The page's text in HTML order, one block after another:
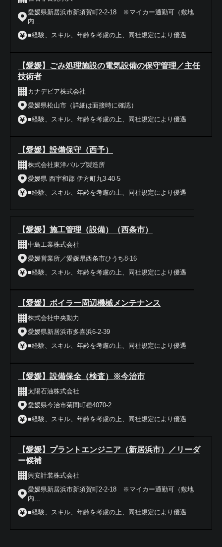
愛媛県新居浜市新須賀町2-2-18 ※マイカー通勤可（敷地
内...
■経験、スキル、年齢を考慮の上、同社規定により優遇
【愛媛】ごみ処理施設の電気設備の保守管理／主任
技術者
カナデビア株式会社
愛媛県松山市（詳細は面接時に確認）
■経験、スキル、年齢を考慮の上、同社規定により優遇
【愛媛】設備保守（西予）
株式会社東洋バルブ製造所
愛媛県 西宇和郡 伊方町九3-40-5
■経験、スキル、年齢を考慮の上、同社規定により優遇
【愛媛】施工管理（設備）（西条市）
中島工業株式会社
愛媛営業所／愛媛県西条市ひうち8-16
■経験、スキル、年齢を考慮の上、同社規定により優遇
【愛媛】ボイラー周辺機械メンテナンス
株式会社中央動力
愛媛県新居浜市多喜浜6-2-39
■経験、スキル、年齢を考慮の上、同社規定により優遇
【愛媛】設備保全（検査）※今治市
太陽石油株式会社
愛媛県今治市菊間町種4070-2
■経験、スキル、年齢を考慮の上、同社規定により優遇
【愛媛】プラントエンジニア（新居浜市）／リーダ
ー候補
興安計装株式会社
愛媛県新居浜市新須賀町2-2-18 ※マイカー通勤可（敷地
内...
■経験、スキル、年齢を考慮の上、同社規定により優遇